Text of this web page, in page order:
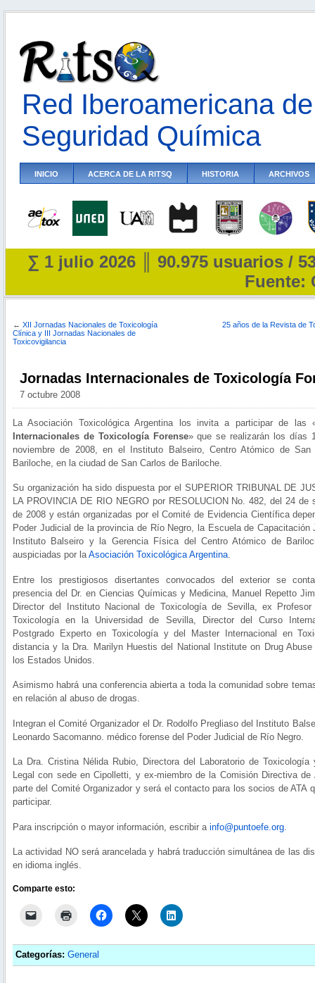
Red Iberoamericana
Seguridad Química
INICIO ACERCA DE LA RITSQ HISTORIA ARCHIVOS
∑ 1 julio 2026 ║ 90.975 usuarios /
Fuente:
← XII Jornadas Nacionales de Toxicología
Clínica y III Jornadas Nacionales de
Toxicovigilancia
25 años de la Revista de
Jornadas Internacionales de Toxicología
7 octubre 2008
La Asociación Toxicológica Argentina los invita a participar de las
Internacionales de Toxicología Forense» que se realizarán los días
noviembre de 2008, en el Instituto Balseiro, Centro Atómico de San
Bariloche, en la ciudad de San Carlos de Bariloche.
Su organización ha sido dispuesta por el SUPERIOR TRIBUNAL DE
LA PROVINCIA DE RIO NEGRO por RESOLUCION No. 482, del 24 de
de 2008 y están organizadas por el Comité de Evidencia Científica
Poder Judicial de la provincia de Río Negro, la Escuela de Capacitación
Instituto Balseiro y la Gerencia Física del Centro Atómico de
auspiciadas por laAsociación Toxicológica Argentina.
Entre los prestigiosos disertantes convocados del exterior se
presencia del Dr. en Ciencias Químicas y Medicina, Manuel Repetto
Director del Instituto Nacional de Toxicología de Sevilla, ex
Toxicología en la Universidad de Sevilla, Director del Curso
Postgrado Experto en Toxicología y del Master Internacional en
distancia y la Dra. Marilyn Huestis del National Institute on Drug Abuse
los Estados Unidos.
Asimismo habrá una conferencia abierta a toda la comunidad sobre
en relación al abuso de drogas.
Integran el Comité Organizador el Dr. Rodolfo Pregliaso del Instituto
Leonardo Sacomanno. médico forense del Poder Judicial de Río Negro.
La Dra. Cristina Nélida Rubio, Directora del Laboratorio de Toxicología
Legal con sede en Cipolletti, y ex-miembro de la Comisión Directiva de
parte del Comité Organizador y será el contacto para los socios de ATA
participar.
Para inscripción o mayor información, escribir a info@puntoefe.org
La actividad NO será arancelada y habrá traducción simultánea de las
en idioma inglés.
Comparte esto:
Categorías: General